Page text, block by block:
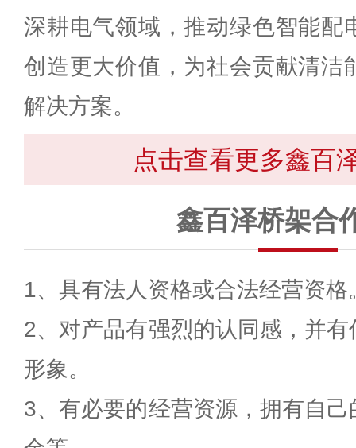
深耕电气领域，推动绿色智能配
创造更大价值，为社会贡献清洁
解决方案。
点击查看更多鑫百
鑫百泽桥架合
1、具有法人资格或合法经营资格
2、对产品有强烈的认同感，并
形象。
3、有必要的经营资源，拥有自